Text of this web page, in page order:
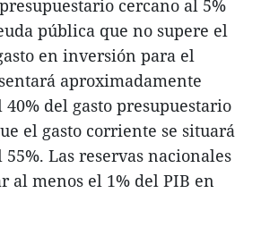
cercano al 5%
pública que no supere el
en inversión para el
aproximadamente
del gasto presupuestario
el gasto corriente se situará
Las reservas nacionales
al menos el 1% del PIB en